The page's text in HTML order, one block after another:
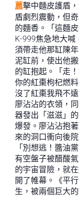
薦擊中麵皮護盾
盾劇烈震動，但
的麵香。「這麵
K-999焦急地大喊
須帶走他那缸陳
泥缸前，使出他
的缸抱起。「走
你的紅棗枸杞燃
沒了紅棗我飛不
廖沾沾的衣領，
器發出「滋滋」
爆發。廖沾沾抱
來的洞口衝向後
「別想逃！醬油
有空盤子被醋酸
的宇宙冒險，就
開了帷幕。《平
生，被兩個巨大